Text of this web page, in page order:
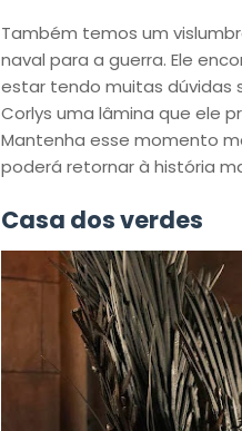
Também temos um
naval para a guerra. Ele
estar tendo muitas dúvidas
Corlys uma lâmina que ele
Mantenha esse momento
poderá retornar à história
Casa dos verdes